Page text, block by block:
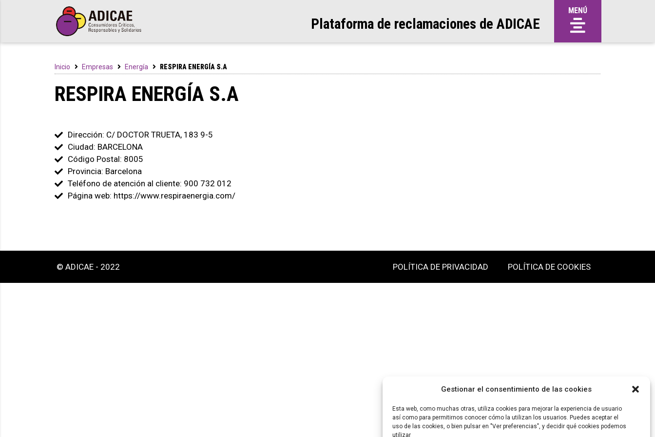
Gestionar el consentimiento de las cookies
Esta web, como muchas otras, utiliza cookies para mejorar la experiencia de usuario
así como para permitirnos conocer cómo la utilizan los usuarios. Puedes aceptar el
uso de las cookies, o bien pulsar en "Ver preferencias", y decidir qué cookies podemos
utilizar
Plataforma de reclamaciones de ADICAE
MENÚ
Inicio Empresas Energía RESPIRA ENERGÍA S.A
RESPIRA ENERGÍA S.A
Dirección: C/ DOCTOR TRUETA, 183 9-5
Ciudad: BARCELONA
Código Postal: 8005
Provincia: Barcelona
Teléfono de atención al cliente: 900 732 012
Página web: https://www.respiraenergia.com/
© ADICAE - 2022 POLÍTICA DE PRIVACIDAD POLÍTICA DE COOKIES